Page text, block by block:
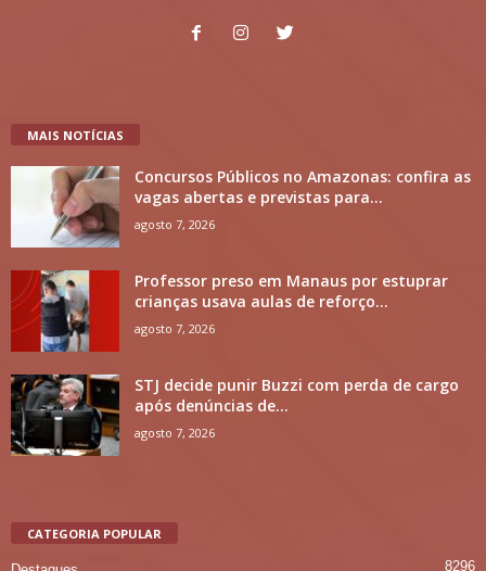
MAIS NOTÍCIAS
Concursos Públicos no Amazonas: confira as
vagas abertas e previstas para...
agosto 7, 2026
Professor preso em Manaus por estuprar
crianças usava aulas de reforço...
agosto 7, 2026
STJ decide punir Buzzi com perda de cargo
após denúncias de...
agosto 7, 2026
CATEGORIA POPULAR
8296